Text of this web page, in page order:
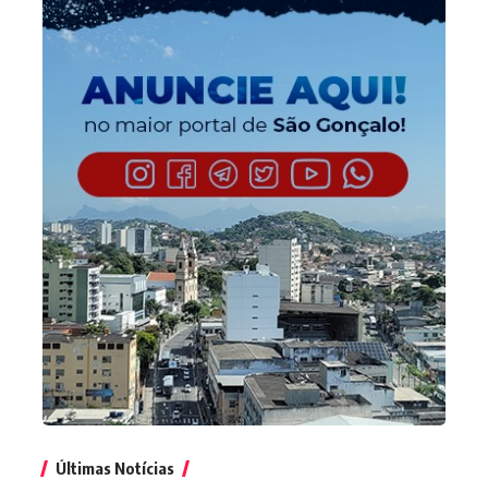
Últimas Notícias